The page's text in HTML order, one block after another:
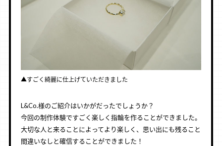
▲すごく綺麗に仕上げていただきました
L&Co.様のご紹介はいかがだったでしょうか？
今回の制作体験ですごく楽しく指輪を作ることができました。
大切な人と来ることによってより楽しく、思い出にも残ること
間違いなしと確信することができました！